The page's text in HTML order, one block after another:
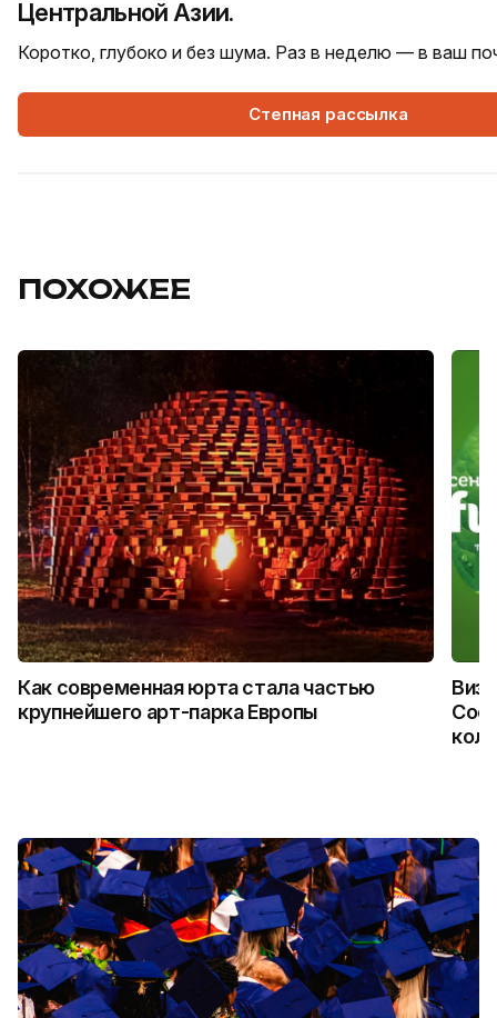
Центральной Азии.
Коротко, глубоко и без шума. Раз в неделю — в ваш
Степная рассылка
ПОХОЖЕЕ
Как современная юрта стала частью
крупнейшего арт-парка Европы